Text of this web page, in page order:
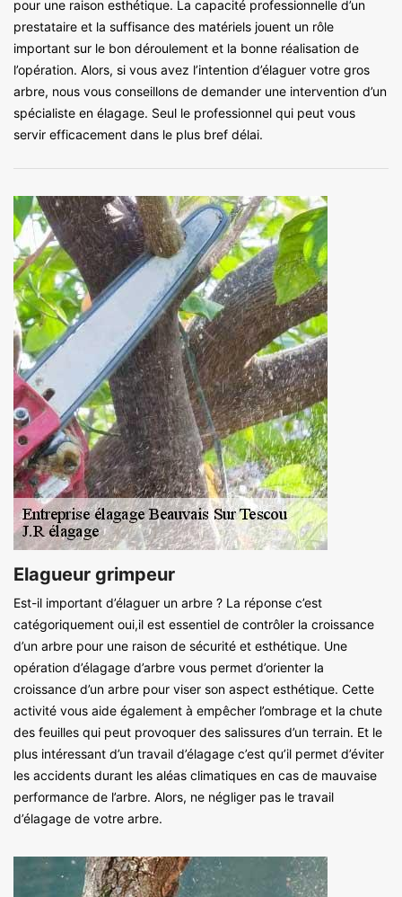
pour une raison esthétique. La capacité professionnelle d’un
prestataire et la suffisance des matériels jouent un rôle
important sur le bon déroulement et la bonne réalisation de
l’opération. Alors, si vous avez l’intention d’élaguer votre gros
arbre, nous vous conseillons de demander une intervention d’un
spécialiste en élagage. Seul le professionnel qui peut vous
servir efficacement dans le plus bref délai.
Elagueur grimpeur
Est-il important d’élaguer un arbre ? La réponse c’est
catégoriquement oui,il est essentiel de contrôler la croissance
d’un arbre pour une raison de sécurité et esthétique. Une
opération d’élagage d’arbre vous permet d’orienter la
croissance d’un arbre pour viser son aspect esthétique. Cette
activité vous aide également à empêcher l’ombrage et la chute
des feuilles qui peut provoquer des salissures d’un terrain. Et le
plus intéressant d’un travail d’élagage c’est qu’il permet d’éviter
les accidents durant les aléas climatiques en cas de mauvaise
performance de l’arbre. Alors, ne négliger pas le travail
d’élagage de votre arbre.